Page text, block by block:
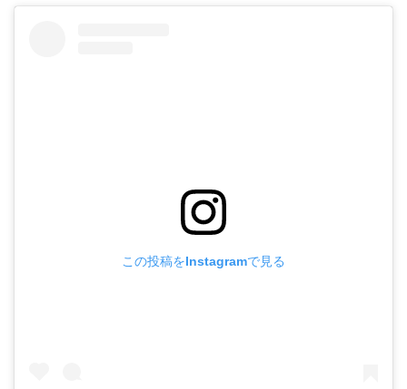
この投稿をInstagramで見る